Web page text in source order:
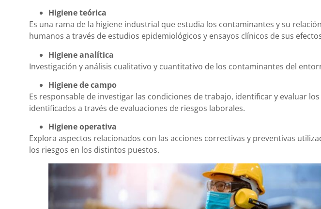
Higiene teórica
Es una rama de la higiene industrial que estudia los contaminantes y su
humanos a través de estudios epidemiológicos y ensayos clínicos de sus
Higiene analítica
Investigación y análisis cualitativo y cuantitativo de los contaminantes del
Higiene de campo
Es responsable de investigar las condiciones de trabajo, identificar y evaluar
identificados a través de evaluaciones de riesgos laborales.
Higiene operativa
Explora aspectos relacionados con las acciones correctivas y preventivas
los riesgos en los distintos puestos.